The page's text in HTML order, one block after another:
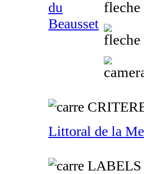
C
Littoral de la
LABELS